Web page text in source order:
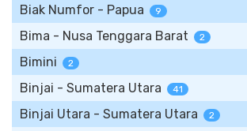
Biak Numfor - Papua 9
Bima - Nusa Tenggara Barat 2
Bimini 2
Binjai - Sumatera Utara 41
Binjai Utara - Sumatera Utara 2